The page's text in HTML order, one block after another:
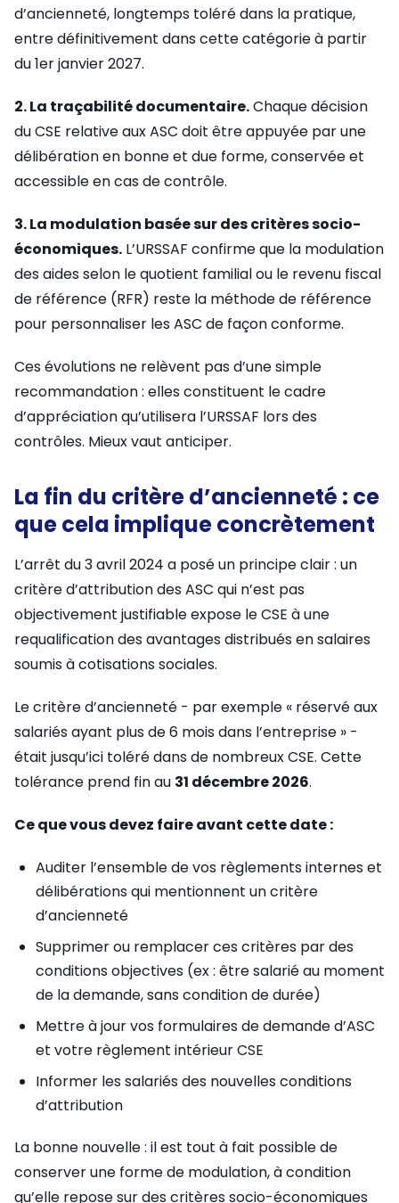
d’ancienneté, longtemps toléré dans la pratique,
entre définitivement dans cette catégorie à partir
du 1er janvier 2027.
2. La traçabilité documentaire.Chaque décision
du CSE relative aux ASC doit être appuyée par une
délibération en bonne et due forme, conservée et
accessible en cas de contrôle.
3. La modulation basée sur des critères socio-
économiques. L’URSSAF confirme que la modulation
des aides selon le quotient familial ou le revenu fiscal
de référence (RFR) reste la méthode de référence
pour personnaliser les ASC de façon conforme.
Ces évolutions ne relèvent pas d’une simple
recommandation : elles constituent le cadre
d’appréciation qu’utilisera l’URSSAF lors des
contrôles. Mieux vaut anticiper.
La fin du critère d’ancienneté : ce
que cela implique concrètement
L’arrêt du 3 avril 2024 a posé un principe clair : un
critère d’attribution des ASC qui n’est pas
objectivement justifiable expose le CSE à une
requalification des avantages distribués en salaires
soumis à cotisations sociales.
Le critère d’ancienneté - par exemple « réservé aux
salariés ayant plus de 6 mois dans l’entreprise » -
était jusqu’ici toléré dans de nombreux CSE. Cette
tolérance prend fin au 31 décembre 2026.
Ce que vous devez faire avant cette date :
Auditer l’ensemble de vos règlements internes et
délibérations qui mentionnent un critère
d’ancienneté
Supprimer ou remplacer ces critères par des
conditions objectives (ex : être salarié au moment
de la demande, sans condition de durée)
Mettre à jour vos formulaires de demande d’ASC
et votre règlement intérieur CSE
Informer les salariés des nouvelles conditions
d’attribution
La bonne nouvelle : il est tout à fait possible de
conserver une forme de modulation, à condition
qu’elle repose sur des critères socio-économiques